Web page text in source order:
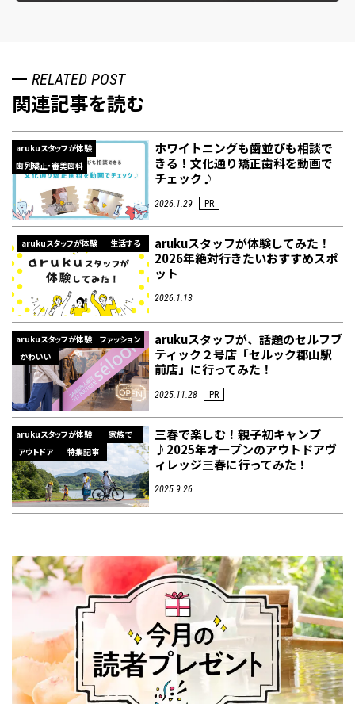
RELATED POST
関連記事を読む
arukuスタッフが体験
歯列矯正・審美歯科
ホワイトニングも歯並びも相談で
きる！文化通り矯正歯科を動画で
チェック♪
2026.1.29 PR
arukuスタッフが体験 生活する
arukuスタッフが体験してみた！
2026年絶対行きたいおすすめスポ
ット
2026.1.13
arukuスタッフが体験
ファッション
かわいい
arukuスタッフが、話題のセルフブ
ティック２号店「セルック郡山駅
前店」に行ってみた！
2025.11.28 PR
arukuスタッフが体験
家族で
アウトドア
特集記事
三春で楽しむ！親子初キャンプ
♪2025年オープンのアウトドアヴ
ィレッジ三春に行ってみた！
2025.9.26